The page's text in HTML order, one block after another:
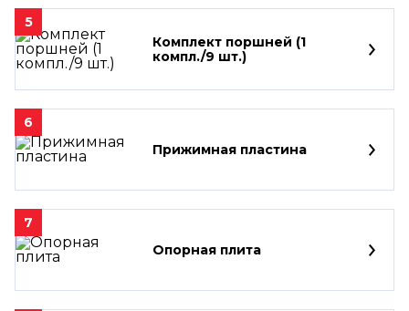
5
Комплект поршней (1
компл./9 шт.)
6
Прижимная пластина
7
Опорная плита